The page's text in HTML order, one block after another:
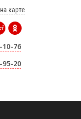
карте
10-76
95-20